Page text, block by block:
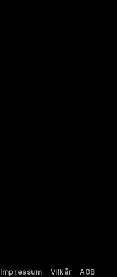
Impressum Vilkår AGB